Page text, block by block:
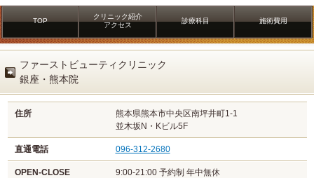
TOP
クリニック紹介
アクセス
診療科目 施術費用
ファーストビューティクリニック
銀座・熊本院
住所
熊本県熊本市中央区南坪井町1-1
並木坂N・Kビル5F
直通電話 096-312-2680
OPEN-CLOSE 9:00-21:00 予約制 年中無休